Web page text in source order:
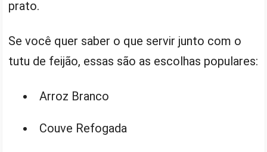
prato.
Se você quer saber o que servir junto com o
tutu de feijão, essas são as escolhas populares:
Arroz Branco
Couve Refogada